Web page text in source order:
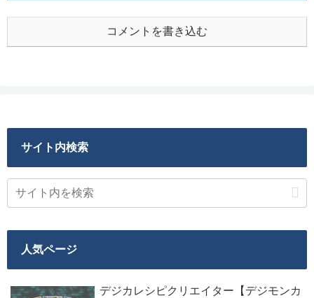
コメントを書き込む
サイト内検索
人気ページ
デジカレシピクリエイター【デジモンカ